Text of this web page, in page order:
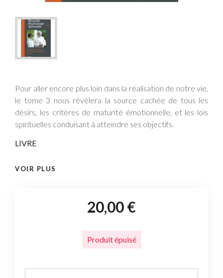
Pour aller encore plus loin dans la réalisation de notre vie,
le tome 3 nous révèlera la source cachée de tous les
désirs, les critères de maturité émotionnelle, et les lois
spirituelles conduisant à atteindre ses objectifs.
LIVRE
VOIR PLUS
20,00 €
Produit épuisé